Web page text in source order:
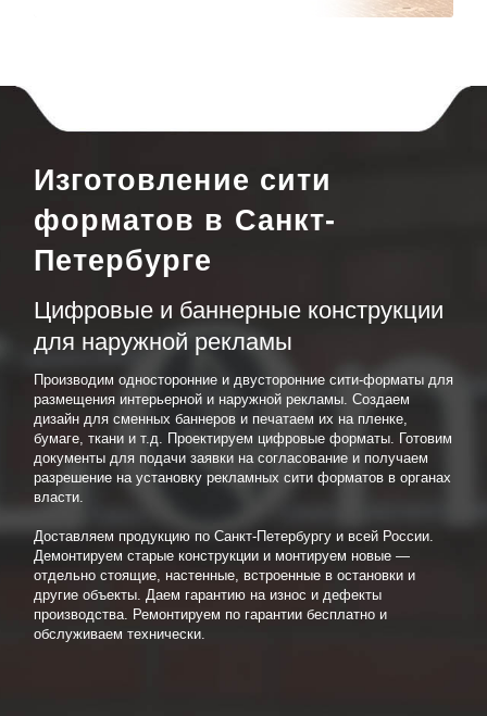
Изготовление сити
форматов в Санкт-
Петербурге
Цифровые и баннерные конструкции
для наружной рекламы
Производим односторонние и двусторонние сити-форматы для
размещения интерьерной и наружной рекламы. Создаем
дизайн для сменных баннеров и печатаем их на пленке,
бумаге, ткани и т.д. Проектируем цифровые форматы. Готовим
документы для подачи заявки на согласование и получаем
разрешение на установку рекламных сити форматов в органах
власти.
Доставляем продукцию по Санкт-Петербургу и всей России.
Демонтируем старые конструкции и монтируем новые —
отдельно стоящие, настенные, встроенные в остановки и
другие объекты. Даем гарантию на износ и дефекты
производства. Ремонтируем по гарантии бесплатно и
обслуживаем технически.